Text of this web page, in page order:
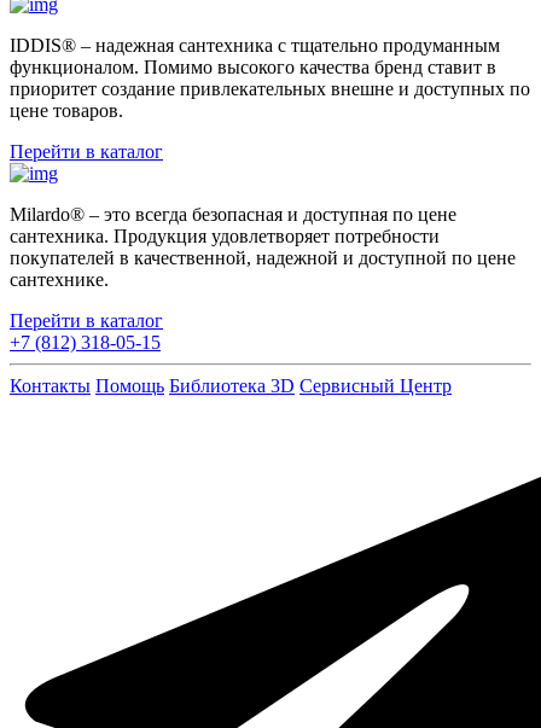
IDDIS® – надежная сантехника с тщательно продуманным
функционалом. Помимо высокого качества бренд ставит в
приоритет создание привлекательных внешне и доступных по
цене товаров.
Перейти в каталог
Milardo® – это всегда безопасная и доступная по цене
сантехника. Продукция удовлетворяет потребности
покупателей в качественной, надежной и доступной по цене
сантехнике.
Перейти в каталог
+7 (812) 318-05-15
Контакты Помощь Библиотека 3D Сервисный Центр